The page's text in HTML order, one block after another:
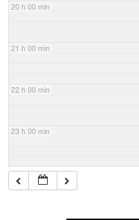
20 h 00 min
21 h 00 min
22 h 00 min
23 h 00 min